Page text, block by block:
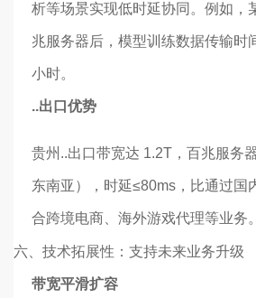
析等场景实现低时延协同。例如，
兆服务器后，模型训练数据传输时
小时。
..出口优势
贵州..出口带宽达 1.2T，百兆服务
东南亚），时延≤80ms，比通过国
合跨境电商、海外游戏代理等业务。
六、 技术拓展性：支持未来业务升级
带宽平滑扩容